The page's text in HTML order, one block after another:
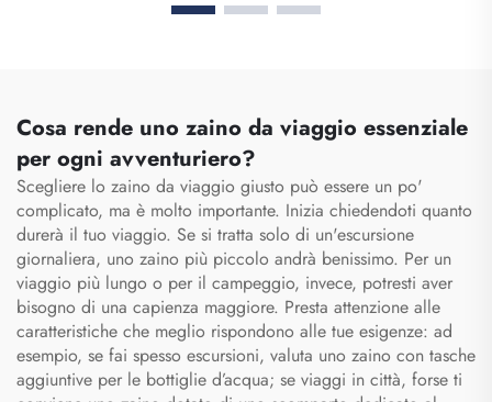
Viaggio e Trekking, Zaino
Traspirante e
all'Aperto, Borsa per
Scarpe Sportive, Borsa
Cosa rende uno zaino da viaggio essenziale
per ogni avventuriero?
Scegliere lo zaino da viaggio giusto può essere un po'
complicato, ma è molto importante. Inizia chiedendoti quanto
durerà il tuo viaggio. Se si tratta solo di un'escursione
giornaliera, uno zaino più piccolo andrà benissimo. Per un
viaggio più lungo o per il campeggio, invece, potresti aver
bisogno di una capienza maggiore. Presta attenzione alle
caratteristiche che meglio rispondono alle tue esigenze: ad
esempio, se fai spesso escursioni, valuta uno zaino con tasche
aggiuntive per le bottiglie d’acqua; se viaggi in città, forse ti